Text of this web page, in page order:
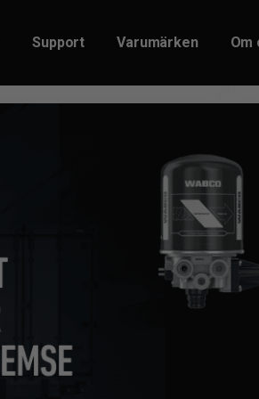
Support Varumärken Om